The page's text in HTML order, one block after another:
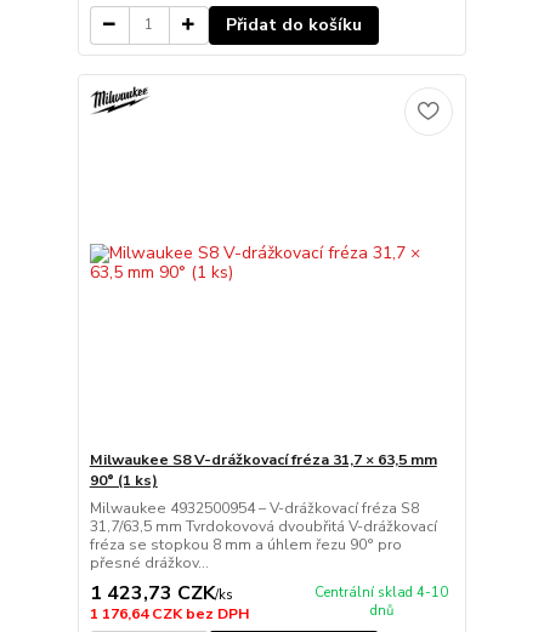
Přidat do košíku
Milwaukee S8 V-drážkovací fréza 31,7 × 63,5 mm
90° (1 ks)
Milwaukee 4932500954 – V-drážkovací fréza S8
31,7/63,5 mm Tvrdokovová dvoubřitá V-drážkovací
fréza se stopkou 8 mm a úhlem řezu 90° pro
přesné drážkov...
1 423,73 CZK/ks
1 176,64 CZKbez DPH
Centrální sklad 4-10
dnů